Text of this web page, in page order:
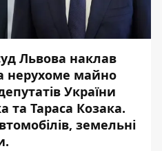
Львова наклав
нерухоме майно
України
та Тараса Козака.
земельні